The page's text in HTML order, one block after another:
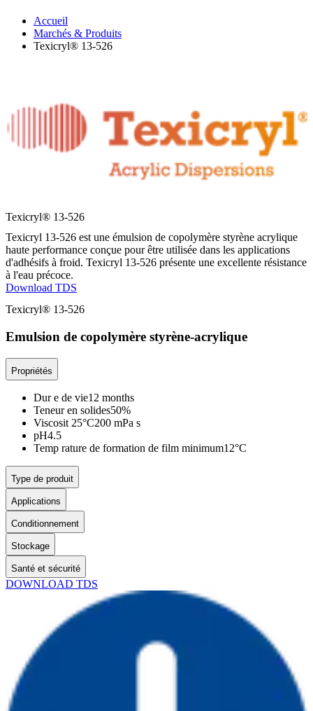
Accueil
Marchés & Produits
Texicryl® 13-526
Texicryl® 13-526
Texicryl 13-526 est une émulsion de copolymère styrène acrylique
haute performance conçue pour être utilisée dans les applications
d'adhésifs à froid. Texicryl 13-526 présente une excellente résistance
à l'eau précoce.
Download TDS
Texicryl® 13-526
Emulsion de copolymère styrène-acrylique
Propriétés
Dur e de vie12 months
Teneur en solides50%
Viscosit 25°C200 mPa s
pH4.5
Temp rature de formation de film minimum12°C
Type de produit
Applications
Conditionnement
Stockage
Santé et sécurité
DOWNLOAD TDS